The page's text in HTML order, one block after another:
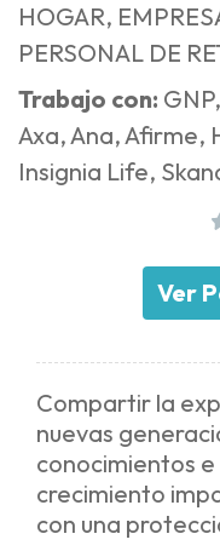
HOGAR,
PERSONAL DE
Trabajo con:
Axa, Ana, Afirme,
Insignia Life,
Ver
Compartir la
nuevas
conocimientos
crecimiento
con una